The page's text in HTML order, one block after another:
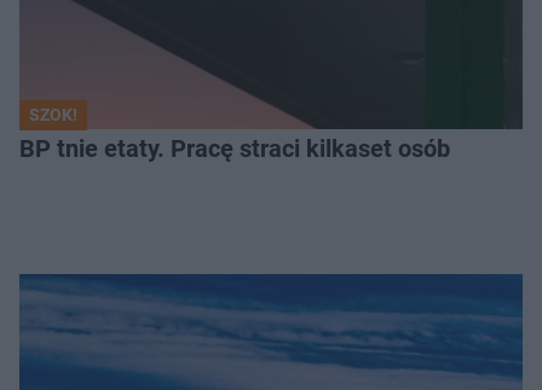
SZOK!
BP tnie etaty. Pracę straci kilkaset osób